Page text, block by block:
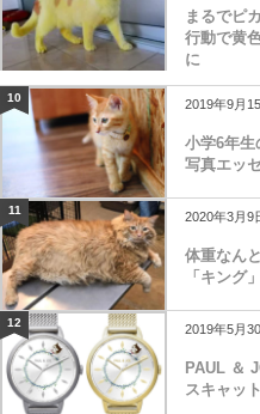
まるでピ
行動で黄
に
10 2019年9月
小学6年生
写真エッ
11 2020年3月9
体重なん
「キング
12 2019年5月
PAUL ＆
スキャッ